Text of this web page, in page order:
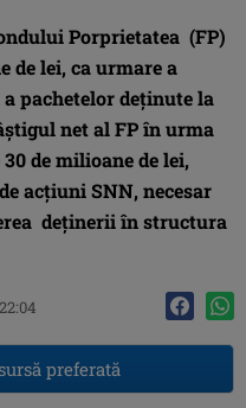
Porprietatea (FP)
de lei, ca urmare a
pachetelor deţinute la
net al FP în urma
de milioane de lei,
acţiuni SNN, necesar
deţinerii în structura
preferată